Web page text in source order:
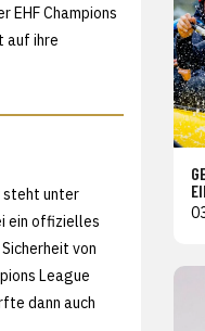
EHF Champions
auf ihre
steht unter
ein offizielles
von
League
dann auch